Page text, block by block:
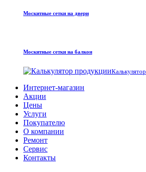
Москитные сетки на двери
Москитные сетки на балкон
Калькулятор
Интернет-магазин
Акции
Цены
Услуги
Покупателю
О компании
Ремонт
Сервис
Контакты